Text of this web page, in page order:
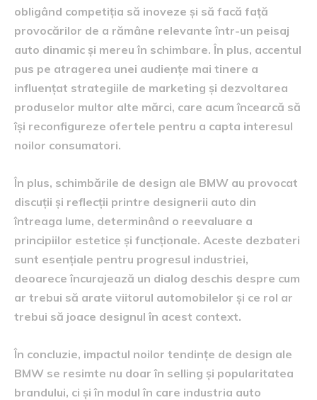
obligând competiția să inoveze și să facă față
provocărilor de a rămâne relevante într-un peisaj
auto dinamic și mereu în schimbare. În plus, accentul
pus pe atragerea unei audiențe mai tinere a
influențat strategiile de marketing și dezvoltarea
produselor multor alte mărci, care acum încearcă să
își reconfigureze ofertele pentru a capta interesul
noilor consumatori.
În plus, schimbările de design ale BMW au provocat
discuții și reflecții printre designerii auto din
întreaga lume, determinând o reevaluare a
principiilor estetice și funcționale. Aceste dezbateri
sunt esențiale pentru progresul industriei,
deoarece încurajează un dialog deschis despre cum
ar trebui să arate viitorul automobilelor și ce rol ar
trebui să joace designul în acest context.
În concluzie, impactul noilor tendințe de design ale
BMW se resimte nu doar în selling și popularitatea
brandului, ci și în modul în care industria auto